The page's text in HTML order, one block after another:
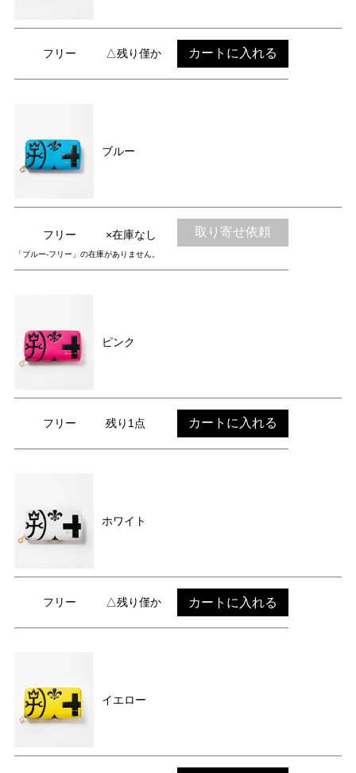
フリー △残り僅か カートに入れる
ブルー
フリー ×在庫なし 取り寄せ依頼
「ブルー-フリー」の在庫がありません。
ピンク
フリー 残り1点 カートに入れる
ホワイト
フリー △残り僅か カートに入れる
イエロー